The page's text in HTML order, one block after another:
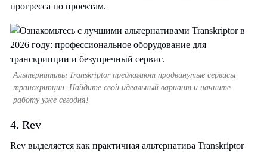
прогресса по проектам.
Альтернативы Transkriptor предлагают продвинутые сервисы
транскрипции. Найдите свой идеальный вариант и начните
работу уже сегодня!
4. Rev
Rev выделяется как практичная альтернатива Transkriptor